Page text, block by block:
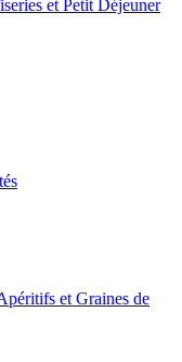
et Petit Déjeuner
et Graines de